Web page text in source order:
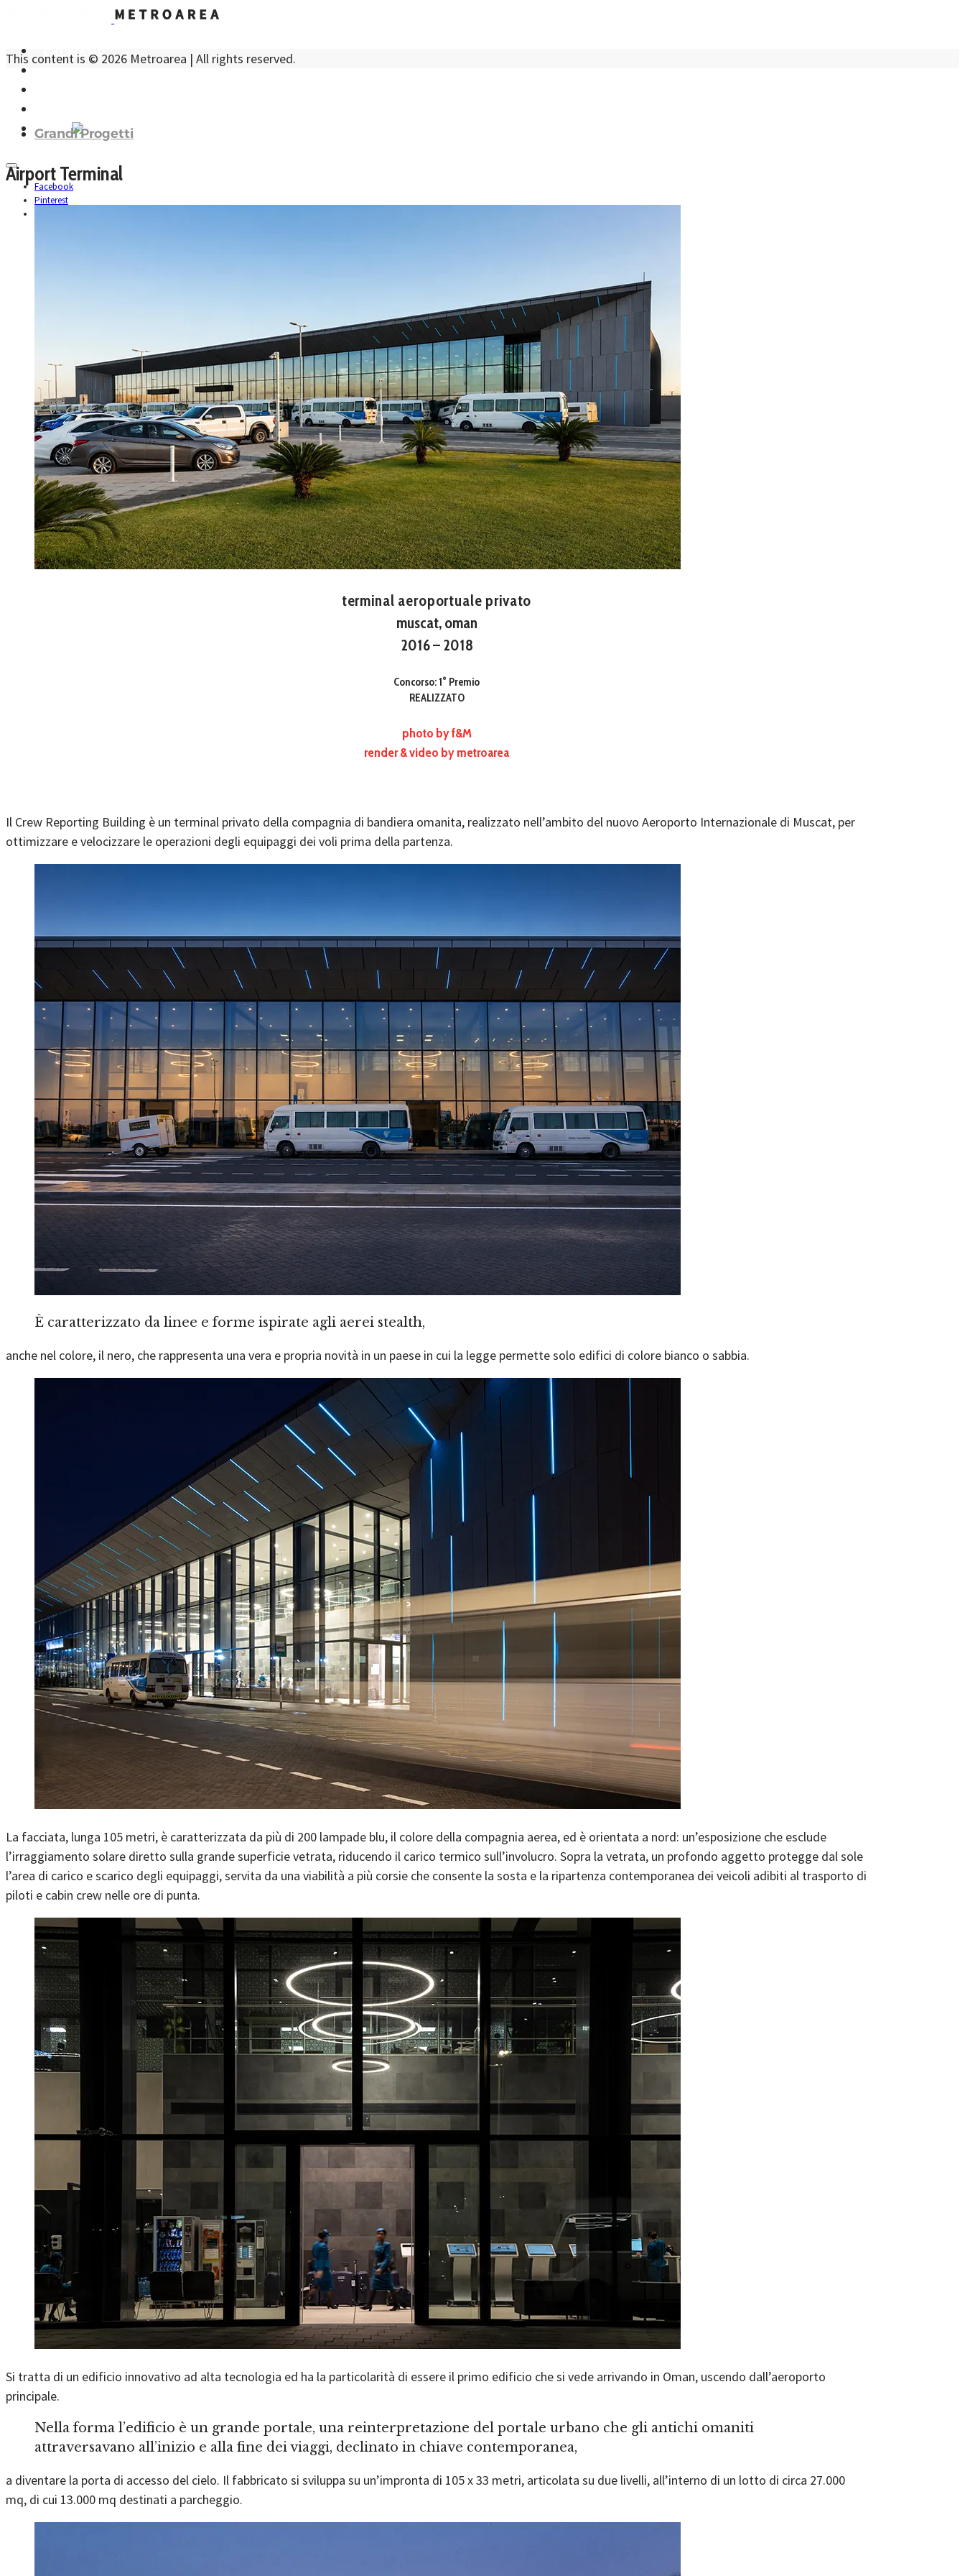
ENG
Facebook
Pinterest
This content is © 2026 Metroarea | All rights reserved.
Grandi Progetti
Airport Terminal
terminal aeroportuale privato
muscat, oman
2016 – 2018
Concorso: 1° Premio
REALIZZATO
photo by f&M
render & video by metroarea
Il Crew Reporting Building è un terminal privato della compagnia di bandiera omanita, realizzato nell’ambito del nuovo Aeroporto Internazionale di Muscat, per
ottimizzare e velocizzare le operazioni degli equipaggi dei voli prima della partenza.
È caratterizzato da linee e forme ispirate agli aerei stealth,
anche nel colore, il nero, che rappresenta una vera e propria novità in un paese in cui la legge permette solo edifici di colore bianco o sabbia.
La facciata, lunga 105 metri, è caratterizzata da più di 200 lampade blu, il colore della compagnia aerea, ed è orientata a nord: un’esposizione che esclude
l’irraggiamento solare diretto sulla grande superficie vetrata, riducendo il carico termico sull’involucro. Sopra la vetrata, un profondo aggetto protegge dal sole
l’area di carico e scarico degli equipaggi, servita da una viabilità a più corsie che consente la sosta e la ripartenza contemporanea dei veicoli adibiti al trasporto di
piloti e cabin crew nelle ore di punta.
Si tratta di un edificio innovativo ad alta tecnologia ed ha la particolarità di essere il primo edificio che si vede arrivando in Oman, uscendo dall’aeroporto
principale.
Nella forma l’edificio è un grande portale, una reinterpretazione del portale urbano che gli antichi omaniti
attraversavano all’inizio e alla fine dei viaggi, declinato in chiave contemporanea,
a diventare la porta di accesso del cielo. Il fabbricato si sviluppa su un’impronta di 105 x 33 metri, articolata su due livelli, all’interno di un lotto di circa 27.000
mq, di cui 13.000 mq destinati a parcheggio.